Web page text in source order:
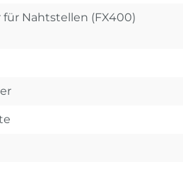
für Nahtstellen (FX400)